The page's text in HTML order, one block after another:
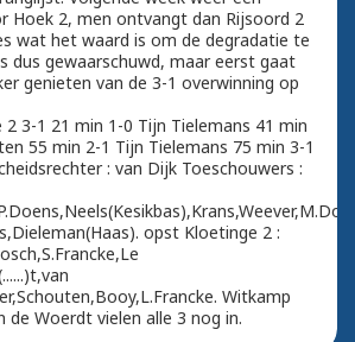
Hoek 2, men ontvangt dan Rijsoord 2
wat het waard is om de degradatie te
dus gewaarschuwd, maar eerst gaat
genieten van de 3-1 overwinning op
3-1 21 min 1-0 Tijn Tielemans 41 min
55 min 2-1 Tijn Tielemans 75 min 3-1
: van Dijk Toeschouwers :
opst Kloetinge 2 :
Witkamp
de Woerdt vielen alle 3 nog in.